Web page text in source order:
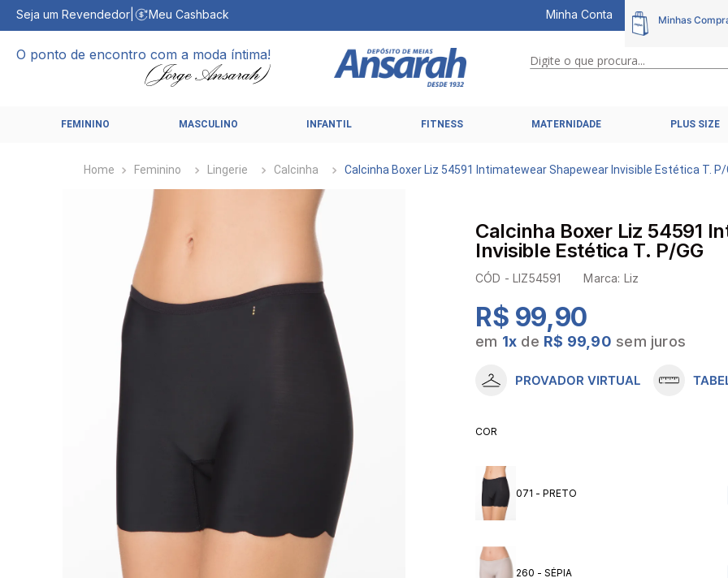
Seja um Revendedor Meu Cashback Minha Conta
O ponto de encontro com a moda íntima! Digite o que procura...
FEMININO MASCULINO INFANTIL FITNESS MATERNIDADE PLUS SIZE
Feminino Lingerie Calcinha Calcinha Boxer Liz 54591 Intimatewear Shapewear Invisible Estética T. P/
Calcinha Boxer Liz 54591
Invisible Estética T. P/GG
CÓD -LIZ54591 Marca: Liz
R$ 99,90
em 1x de R$ 99,90 sem juros
PROVADOR VIRTUAL
COR
071 - PRETO
260 - SÉPIA
1 º
calcinhas
5
sutiã liz
6º
sutias
8º
hering intimates
10º meia lupo